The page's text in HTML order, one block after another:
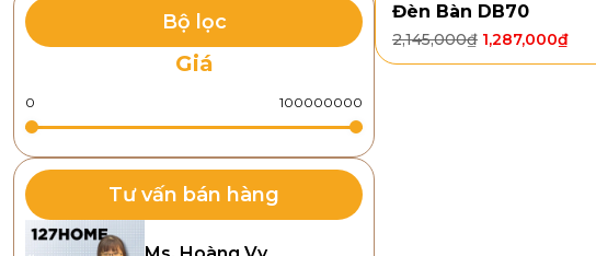
Bộ lọc
Giá
Tư vấn bán hàng
Đèn Bàn DB70
2,145,000₫ 1,287,000₫